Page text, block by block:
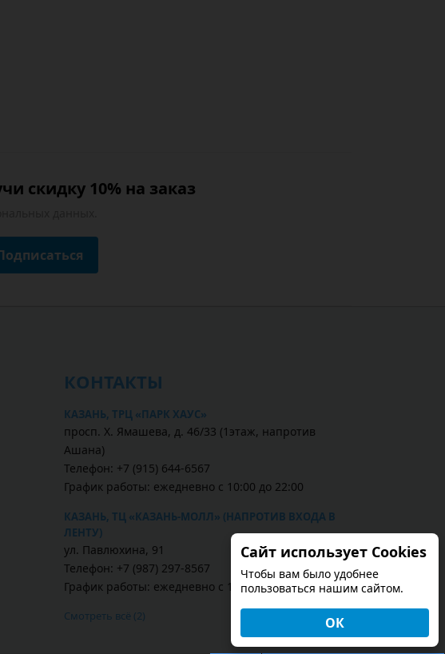
скидку 10% на заказ
КОНТАКТЫ
КАЗАНЬ, ТРЦ «ПАРК ХАУС»
просп. Х. Ямашева, д. 46/33 (1этаж, напротив
Ашана)
Телефон: +7 (915) 644-6567
График работы: ежедневно с 10:00 до 22:00
КАЗАНЬ, ТЦ «КАЗАНЬ-МОЛЛ» (НАПРОТИВ ВХОДА В
ЛЕНТУ)
ул. Павлюхина, 91
Телефон: +7 (987) 297-8567
График работы: ежедневно с 10:00 до 22:00
Смотреть всё (2)
Сайт использует Cookies
Чтобы вам было удобнее
пользоваться нашим сайтом.
ОК